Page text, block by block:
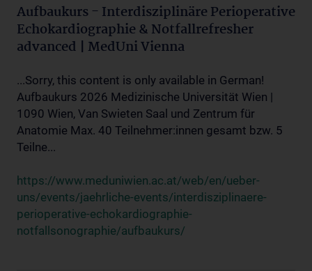
Aufbaukurs - Interdisziplinäre Perioperative
Echokardiographie & Notfallrefresher
advanced | MedUni Vienna
...Sorry, this content is only available in German!
Aufbaukurs 2026 Medizinische Universität Wien |
1090 Wien, Van Swieten Saal und Zentrum für
Anatomie Max. 40 Teilnehmer:innen gesamt bzw. 5
Teilne...
https://www.meduniwien.ac.at/web/en/ueber-
uns/events/jaehrliche-events/interdisziplinaere-
perioperative-echokardiographie-
notfallsonographie/aufbaukurs/